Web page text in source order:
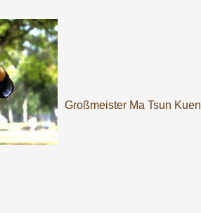
Großmeister Ma Tsun Kuen